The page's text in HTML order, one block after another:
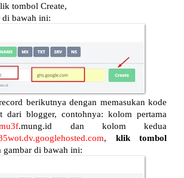
tombol Create,
di bawah ini:
berikutnya dengan memasukan kode
dari blogger, contohnya: kolom pertama
.mung.id dan kolom kedua
, klik tombol
gambar di bawah ini: